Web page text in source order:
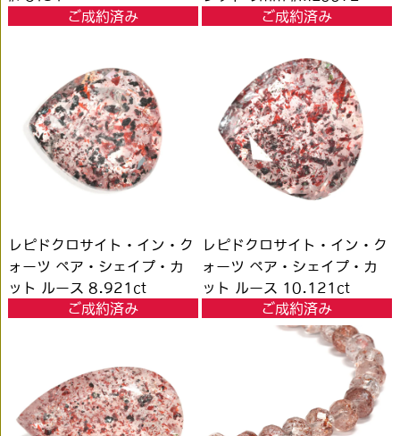
ご成約済み
ご成約済み
レピドクロサイト・イン・ク
ォーツ ペア・シェイプ・カ
ット ルース 8.921ct
#JWA2073ご成約済み
レピドクロサイト・イン・ク
ォーツ ペア・シェイプ・カ
ット ルース 10.121ct
#JWA2074ご成約済み